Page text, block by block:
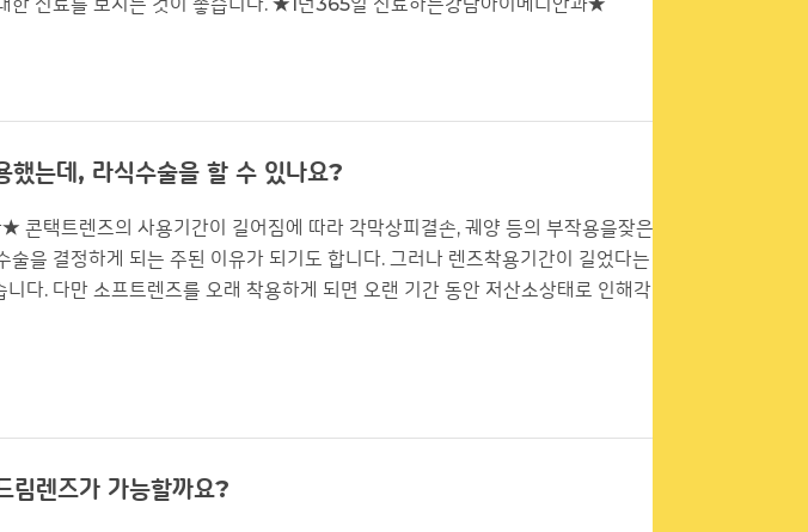
는데, 라식수술을 할 수 있나요?
택트렌즈의 사용기간이 길어짐에 따라 각막상피결손, 궤양 등의 부작용을잦은 빈
을 결정하게 되는 주된 이유가 되기도 합니다. 그러나 렌즈착용기간이 길었다는 것
다. 다만 소프트렌즈를 오래 착용하게 되면 오랜 기간 동안 저산소상태로 인해각막
림렌즈가 가능할까요?